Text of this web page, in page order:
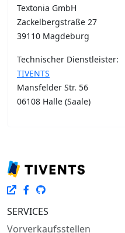
Textonia GmbH
Zackelbergstraße 27
39110 Magdeburg
Technischer Dienstleister:
TIVENTS
Mansfelder Str. 56
06108 Halle (Saale)
SERVICES
Vorverkaufsstellen